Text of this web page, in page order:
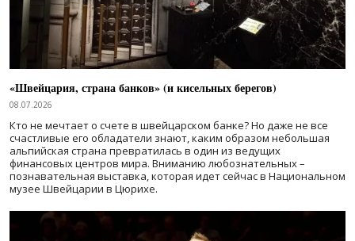
«Швейцария, страна банков» (и кисельных берегов)
08.07.2026
Кто не мечтает о счете в швейцарском банке? Но даже не все
счастливые его обладатели знают, каким образом небольшая
альпийская страна превратилась в один из ведущих
финансовых центров мира. Вниманию любознательных –
познавательная выставка, которая идет сейчас в Национальном
музее Швейцарии в Цюрихе.